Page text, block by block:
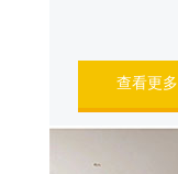
查看更多